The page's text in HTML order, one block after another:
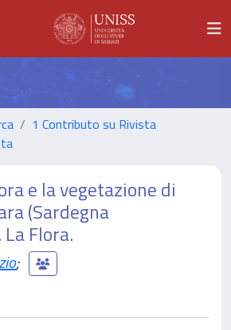
1 Contributo su Rivista
e la vegetazione di
(Sardegna
Flora.
;